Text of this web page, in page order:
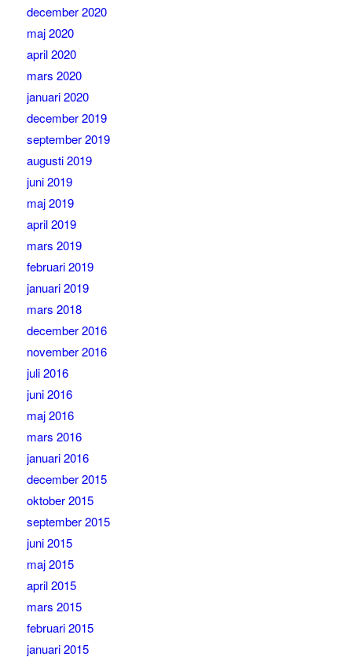
december 2020
maj 2020
april 2020
mars 2020
januari 2020
december 2019
september 2019
augusti 2019
juni 2019
maj 2019
april 2019
mars 2019
februari 2019
januari 2019
mars 2018
december 2016
november 2016
juli 2016
juni 2016
maj 2016
mars 2016
januari 2016
december 2015
oktober 2015
september 2015
juni 2015
maj 2015
april 2015
mars 2015
februari 2015
januari 2015